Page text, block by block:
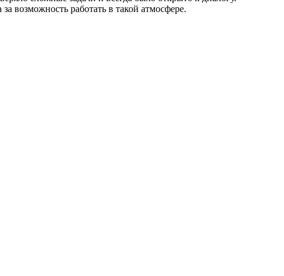
возможность работать в такой атмосфере.